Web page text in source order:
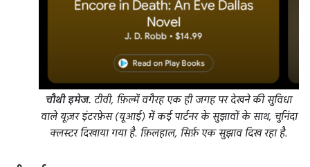
चौथी इमेज. टीवी, फ़िल्में वगैरह एक ही जगह पर देखने की सुविधा
वाले यूज़र इंटरफ़ेस (यूआई) में कई पार्टनर के सुझावों के साथ, चुनिंदा
क्लस्टर दिखाया गया है. फ़िलहाल, सिर्फ़ एक सुझाव दिख रहा है.